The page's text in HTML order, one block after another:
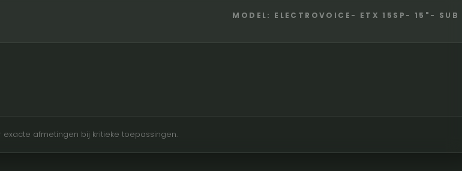
MODEL: ELECTROVOICE- ETX 15SP- 15"- SUB
afmetingen bij kritieke toepassingen.